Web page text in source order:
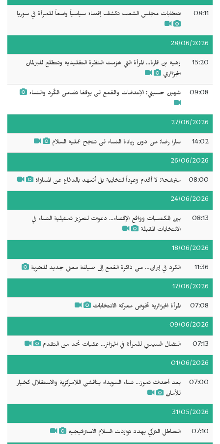
08:11 انتخابات مجلس الشعب تكشف إقصاءً سياسياً واسعاً للمرأة في سوريا
28/06/2026
15:20
زهية بن قارة... المرأة التي هزمت النظرة التقليدية وتتطلع للبرلمان
الجزائري
09:08 شهين حسيني: الإعدامات والقمع لن يوقفا تضامن الكُرد والنساء
27/06/2026
14:02 سارا رضا: من دون ريادة النساء لن تنجح عملية السلام
26/06/2026
08:00 مترشحة: لا أقدم وعوداً انتخابية بل أتعهد بالدفاع عن المساواة
24/06/2026
08:13
بين المكتسبات وواقع الإقصاء... دعوات لتعزيز تمثيلية النساء في
الانتخابات المقبلة
18/06/2026
11:36 الكرد في إيران… من ذاكرة القمع إلى صياغة معنى جديد للحرية
17/06/2026
07:08 المرأة الجزائرية تخوض معركة الانتخابات
09/06/2026
07:13 النضال السياسي للمرأة في الجزائر... عقبات تحد من التقدم
01/06/2026
07:00
بعد أحداث تموز... نساء السويداء يناقشن اللامركزية والاستقلال كخيار
للأمان
31/05/2026
07:10 التماطل التركي يهدد توازنات السلام الاستراتيجية